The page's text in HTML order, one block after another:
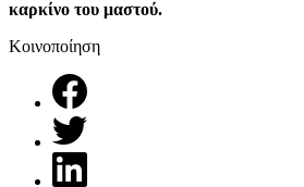
καρκίνο του μαστού.
Κοινοποίηση